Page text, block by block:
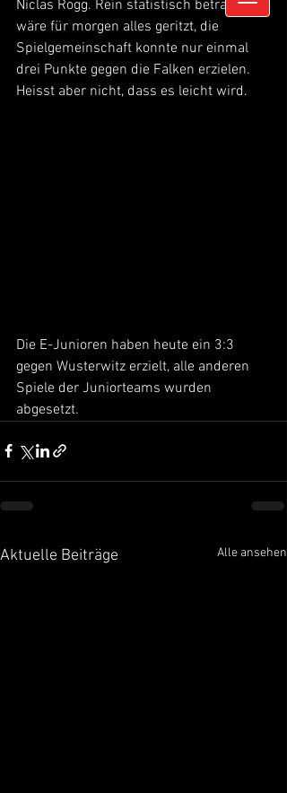
Niclas Rogg. Rein statistisch betrachtet
wäre für morgen alles geritzt, die
Spielgemeinschaft konnte nur einmal
drei Punkte gegen die Falken erzielen.
Heisst aber nicht, dass es leicht wird.
Die E-Junioren haben heute ein 3:3
gegen Wusterwitz erzielt, alle anderen
Spiele der Juniorteams wurden
abgesetzt.
Aktuelle Beiträge Alle ansehen